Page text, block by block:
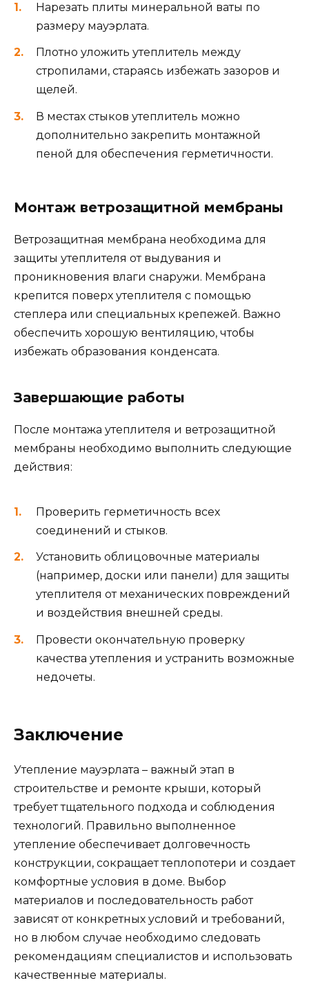
Нарезать плиты минеральной ваты по
размеру мауэрлата.
Плотно уложить утеплитель между
стропилами, стараясь избежать зазоров и
щелей.
В местах стыков утеплитель можно
дополнительно закрепить монтажной
пеной для обеспечения герметичности.
Монтаж ветрозащитной мембраны
Ветрозащитная мембрана необходима для
защиты утеплителя от выдувания и
проникновения влаги снаружи. Мембрана
крепится поверх утеплителя с помощью
степлера или специальных крепежей. Важно
обеспечить хорошую вентиляцию, чтобы
избежать образования конденсата.
Завершающие работы
После монтажа утеплителя и ветрозащитной
мембраны необходимо выполнить следующие
действия:
Проверить герметичность всех
соединений и стыков.
Установить облицовочные материалы
(например, доски или панели) для защиты
утеплителя от механических повреждений
и воздействия внешней среды.
Провести окончательную проверку
качества утепления и устранить возможные
недочеты.
Заключение
Утепление мауэрлата – важный этап в
строительстве и ремонте крыши, который
требует тщательного подхода и соблюдения
технологий. Правильно выполненное
утепление обеспечивает долговечность
конструкции, сокращает теплопотери и создает
комфортные условия в доме. Выбор
материалов и последовательность работ
зависят от конкретных условий и требований,
но в любом случае необходимо следовать
рекомендациям специалистов и использовать
качественные материалы.